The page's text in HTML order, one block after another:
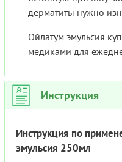
дерматиты нужно
Ойлатум эмульсия
медиками для
Инструкция
Инструкция по
эмульсия 250мл